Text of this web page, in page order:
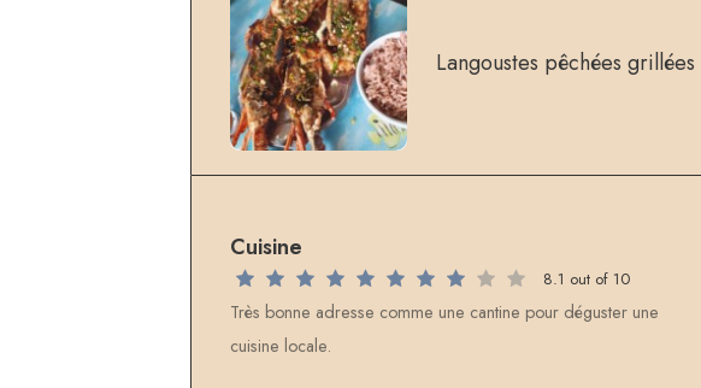
Langoustes pêchées grillées
Cuisine
8.1 out of 10
Très bonne adresse comme une cantine pour déguster une
cuisine locale.